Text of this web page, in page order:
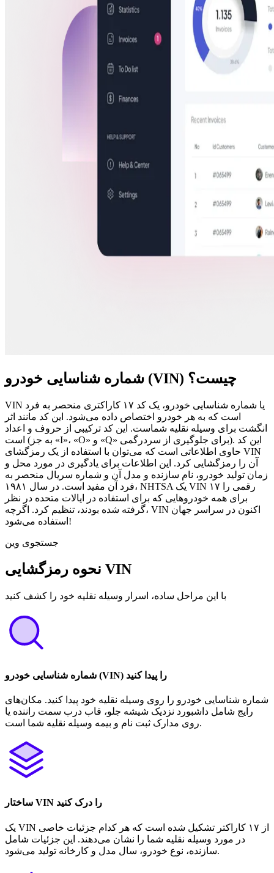
شماره شناسایی خودرو (VIN) چیست؟
VIN یا شماره شناسایی خودرو، یک کد ۱۷ کاراکتری منحصر به فرد
است که به هر خودرو اختصاص داده می‌شود. این کد مانند اثر
انگشت برای وسیله نقلیه شماست. این کد ترکیبی از حروف و اعداد
است (به جز «I»، «O» و «Q» برای جلوگیری از سردرگمی). این کد
حاوی اطلاعاتی است که می‌توان با استفاده از یک رمزگشای VIN
آن را رمزگشایی کرد. این اطلاعات برای یادگیری در مورد محل و
زمان تولید خودرو، نام سازنده و مدل آن و شماره سریال منحصر به
فرد آن مفید است. در سال ۱۹۸۱، NHTSA یک VIN ۱۷ رقمی را
برای همه خودروهایی که برای استفاده در ایالات متحده در نظر
گرفته شده بودند، تنظیم کرد. اگرچه، VIN اکنون در سراسر جهان
استفاده می‌شود!
جستجوی وین
نحوه رمزگشایی VIN
با این مراحل ساده، اسرار وسیله نقلیه خود را کشف کنید
شماره شناسایی خودرو (VIN) را پیدا کنید
شماره شناسایی خودرو را روی وسیله نقلیه خود پیدا کنید. مکان‌های
رایج شامل داشبورد نزدیک شیشه جلو، قاب درب سمت راننده یا
روی مدارک ثبت نام و بیمه وسیله نقلیه شما است.
ساختار VIN را درک کنید
یک VIN از ۱۷ کاراکتر تشکیل شده است که هر کدام جزئیات خاصی
در مورد وسیله نقلیه شما را نشان می‌دهند. این جزئیات شامل
سازنده، نوع خودرو، سال مدل و کارخانه تولید می‌شود.